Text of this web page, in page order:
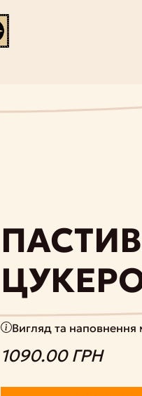
Вигляд та наповнення
1090.00 ГРН